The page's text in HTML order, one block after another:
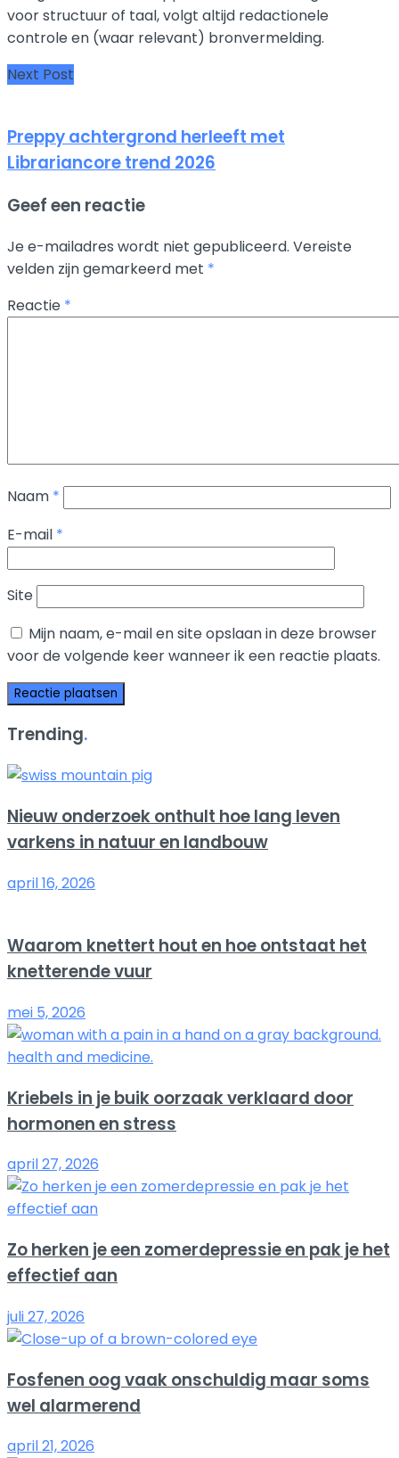
voor structuur of taal, volgt altijd redactionele
controle en (waar relevant) bronvermelding.
Next Post
Preppy achtergrond herleeft met
Librariancore trend 2026
Geef een reactie
Je e-mailadres wordt niet gepubliceerd. Vereiste
velden zijn gemarkeerd met *
Reactie *
Naam *
E-mail *
Site
Mijn naam, e-mail en site opslaan in deze browser
voor de volgende keer wanneer ik een reactie plaats.
Trending.
Nieuw onderzoek onthult hoe lang leven
varkens in natuur en landbouw
april 16, 2026
Waarom knettert hout en hoe ontstaat het
knetterende vuur
mei 5, 2026
Kriebels in je buik oorzaak verklaard door
hormonen en stress
april 27, 2026
Zo herken je een zomerdepressie en pak je het
effectief aan
juli 27, 2026
Fosfenen oog vaak onschuldig maar soms
wel alarmerend
april 21, 2026